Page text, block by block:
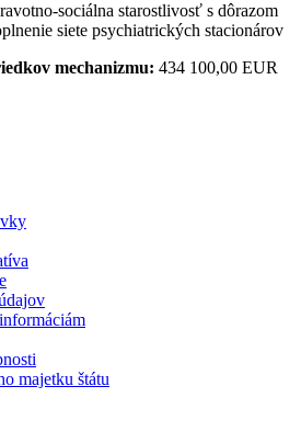
sociálna starostlivosť s dôrazom
siete psychiatrických stacionárov
mechanizmu: 434 100,00 EUR
majetku štátu